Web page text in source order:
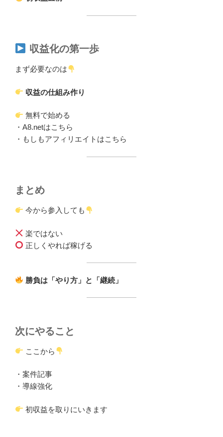
収益化の第一歩
まず必要なのは
収益の仕組み作り
無料で始める
・A8.netはこちら
・もしもアフィリエイトはこちら
まとめ
今から参入しても
楽ではない
正しくやれば稼げる
勝負は「やり方」と「継続」
次にやること
ここから
・案件記事
・導線強化
初収益を取りにいきます